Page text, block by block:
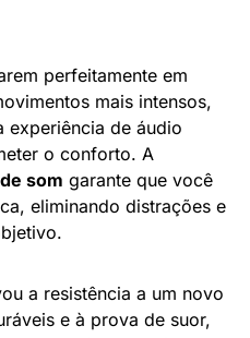
perfeitamente em
mais intensos,
experiência de áudio
o conforto. A
som garante que você
eliminando distrações e
a resistência a um novo
e à prova de suor,